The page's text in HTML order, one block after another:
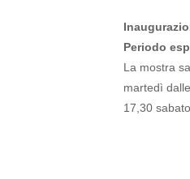
Periodo
La mostra
martedì
17,30